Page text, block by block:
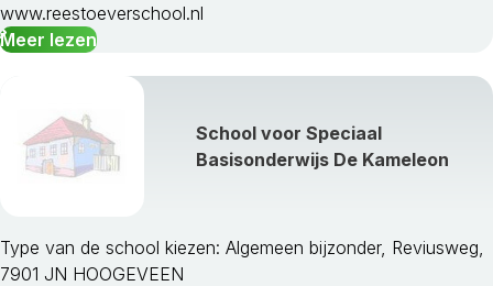
www.reestoeverschool.nl
Meer lezen
School voor Speciaal
Basisonderwijs De Kameleon
Type van de school kiezen: Algemeen bijzonder, Reviusweg,
7901 JN HOOGEVEEN